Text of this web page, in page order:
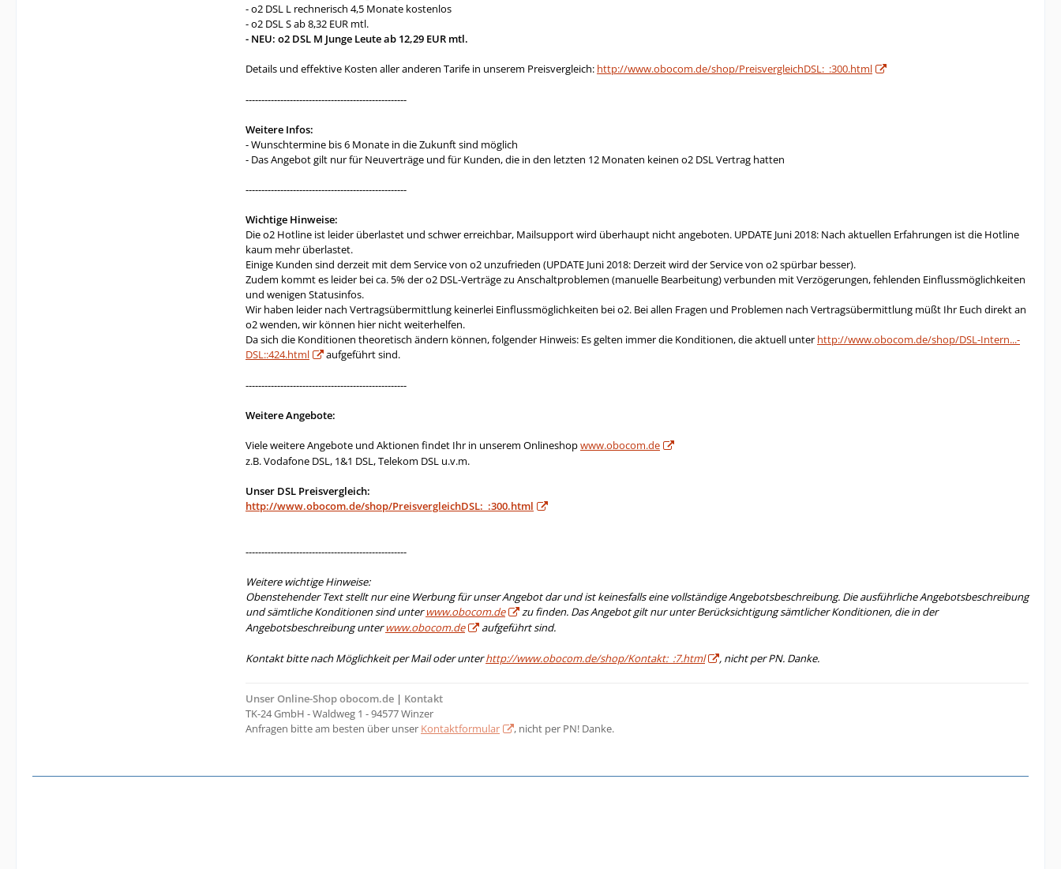
- o2 DSL L rechnerisch 4,5 Monate kostenlos
- o2 DSL S ab 8,32 EUR mtl.
- NEU: o2 DSL M Junge Leute ab 12,29 EUR mtl.
Details und effektive Kosten aller anderen Tarife in unserem Preisvergleich: http://www.obocom.de/shop/PreisvergleichDSL:_:300.html
---------------------------------------------------
Weitere Infos:
- Wunschtermine bis 6 Monate in die Zukunft sind möglich
- Das Angebot gilt nur für Neuverträge und für Kunden, die in den letzten 12 Monaten keinen o2 DSL Vertrag hatten
---------------------------------------------------
Wichtige Hinweise:
Die o2 Hotline ist leider überlastet und schwer erreichbar, Mailsupport wird überhaupt nicht angeboten. UPDATE Juni 2018: Nach aktuellen Erfahrungen ist die Hotline
kaum mehr überlastet.
Einige Kunden sind derzeit mit dem Service von o2 unzufrieden (UPDATE Juni 2018: Derzeit wird der Service von o2 spürbar besser).
Zudem kommt es leider bei ca. 5% der o2 DSL-Verträge zu Anschaltproblemen (manuelle Bearbeitung) verbunden mit Verzögerungen, fehlenden Einflussmöglichkeiten
und wenigen Statusinfos.
Wir haben leider nach Vertragsübermittlung keinerlei Einflussmöglichkeiten bei o2. Bei allen Fragen und Problemen nach Vertragsübermittlung müßt Ihr Euch direkt an
o2 wenden, wir können hier nicht weiterhelfen.
Da sich die Konditionen theoretisch ändern können, folgender Hinweis: Es gelten immer die Konditionen, die aktuell unter http://www.obocom.de/shop/DSL-Intern...-
DSL::424.html
aufgeführt sind.
---------------------------------------------------
Weitere Angebote:
Viele weitere Angebote und Aktionen findet Ihr in unserem Onlineshopwww.obocom.de
z.B. Vodafone DSL, 1&1 DSL, Telekom DSL u.v.m.
Unser DSL Preisvergleich:
http://www.obocom.de/shop/PreisvergleichDSL:_:300.html
---------------------------------------------------
Weitere wichtige Hinweise:
Obenstehender Text stellt nur eine Werbung für unser Angebot dar und ist keinesfalls eine vollständige Angebotsbeschreibung. Die ausführliche Angebotsbeschreibung
und sämtliche Konditionen sind unterwww.obocom.de
zu finden. Das Angebot gilt nur unter Berücksichtigung sämtlicher Konditionen, die in der
Angebotsbeschreibung unterwww.obocom.de aufgeführt sind.
Kontakt bitte nach Möglichkeit per Mail oder unterhttp://www.obocom.de/shop/Kontakt:_:7.html , nicht per PN. Danke.
Unser Online-Shop obocom.de | Kontakt
TK-24 GmbH - Waldweg 1 - 94577 Winzer
Anfragen bitte am besten über unser Kontaktformular , nicht per PN! Danke.